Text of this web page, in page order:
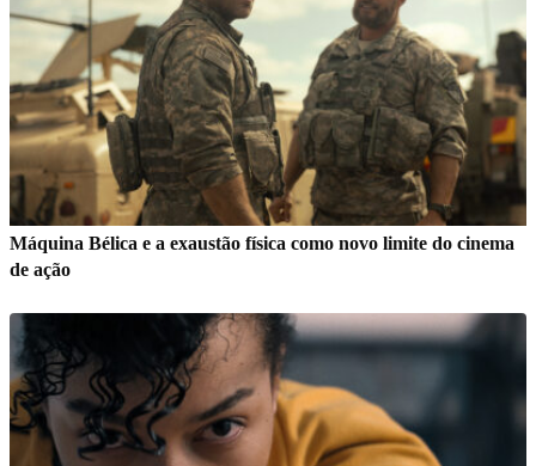
Máquina Bélica e a exaustão física como novo limite do cinema
de ação